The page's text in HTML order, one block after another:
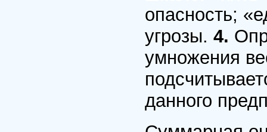
опасность;
угрозы. 4.
умножения
данного